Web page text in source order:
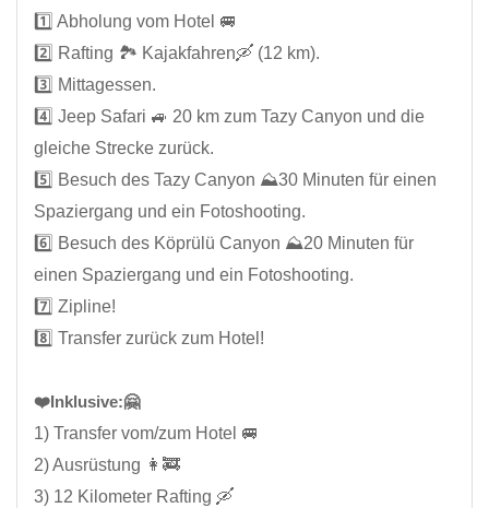
1️⃣ Abholung vom Hotel 🚐
2️⃣ Rafting 🏞️ Kajakfahren🛶 (12 km).
3️⃣ Mittagessen.
4️⃣ Jeep Safari 🚙 20 km zum Tazy Canyon und die
gleiche Strecke zurück.
5️⃣ Besuch des Tazy Canyon ⛰️30 Minuten für einen
Spaziergang und ein Fotoshooting.
6️⃣ Besuch des Köprülü Canyon ⛰️20 Minuten für
einen Spaziergang und ein Fotoshooting.
7️⃣ Zipline!
8️⃣ Transfer zurück zum Hotel!
❤️Inklusive:🤗
1) Transfer vom/zum Hotel 🚐
2) Ausrüstung 👩‍🚒
3) 12 Kilometer Rafting 🛶